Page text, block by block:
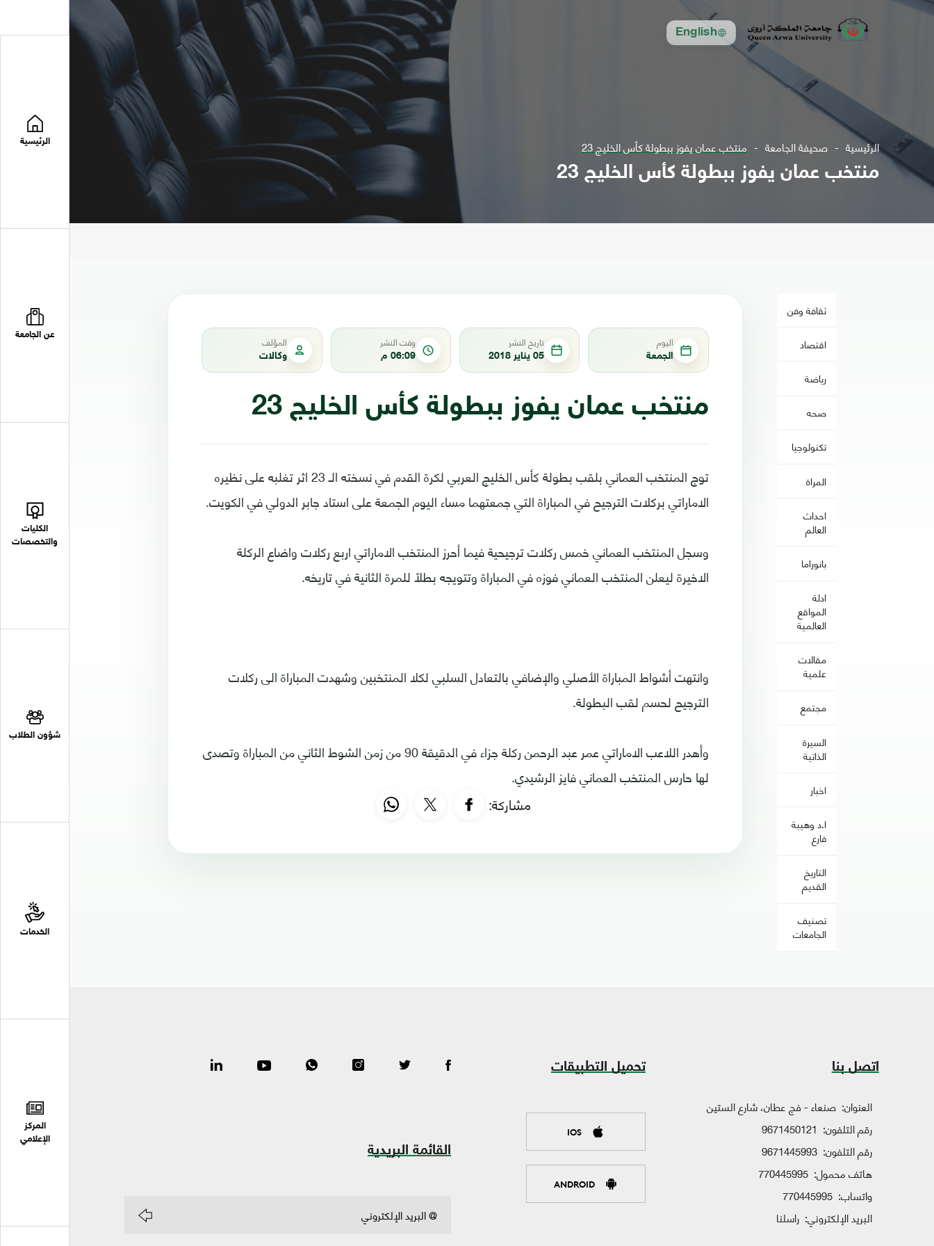
English
الرئيسية
عن الجامعة
الكليات
والتخصصات
شؤون الطلاب
الخدمات
المركز
الإعلامي
الرئيسية صحيفة الجامعة منتخب عمان يفوز ببطولة كأس الخليج 23
منتخب عمان يفوز ببطولة كأس الخليج 23
ثقافة وفن
اقتصاد
رياضة
صحه
تكنولوجيا
المراة
احداث
العالم
بانوراما
ادلة
المواقع
العالمية
مقالات
علمية
مجتمع
السيرة
الذاتية
اخبار
ا.د وهيبة
فارع
التاريخ
القديم
تصنيف
الجامعات
اليوم
الجمعة
تاريخ النشر
05 يناير 2018
وقت النشر
06:09 م
المؤلف
وكالات
منتخب عمان يفوز ببطولة كأس الخليج 23
توج المنتخب العماني بلقب بطولة كأس الخليج العربي لكرة القدم في نسخته الـ 23 اثر تغلبه على نظيره
الاماراتي بركلات الترجيح في المباراة التي جمعتهما مساء اليوم الجمعة على استاد جابر الدولي في الكويت.
وسجل المنتخب العماني خمس ركلات ترجيحية فيما أحرز المنتخب الاماراتي اربع ركلات واضاع الركلة
الاخيرة ليعلن المنتخب العماني فوزه في المباراة وتتويجه بطلاً للمرة الثانية في تاريخه.
وانتهت أشواط المباراة الأصلي والإضافي بالتعادل السلبي لكلا المنتخبين وشهدت المباراة الى ركلات
الترجيح لحسم لقب البطولة.
وأهدر اللاعب الاماراتي عمر عبد الرحمن ركلة جزاء في الدقيقة 90 من زمن الشوط الثاني من المباراة وتصدى
لها حارس المنتخب العماني فايز الرشيدي.
مشاركة:
اتصل بنا
العنوان: صنعاء - فج عطان، شارع الستين
رقم التلفون: 9671450121
رقم التلفون: 9671445993
هاتف محمول: 770445995
واتساب: 770445995
البريد الإلكتروني: راسلنا
تحميل التطبيقات
IOS
ANDROID
القائمة البريدية